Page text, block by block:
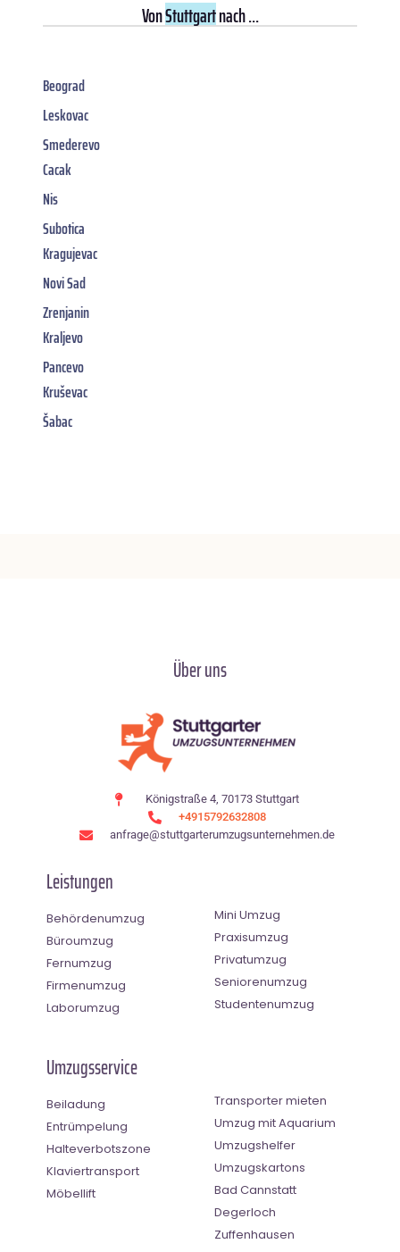
VonStuttgartnach ...
Beograd
Leskovac
Smederevo
Cacak
Nis
Subotica
Kragujevac
Novi Sad
Zrenjanin
Kraljevo
Pancevo
Kruševac
Šabac
Über uns
Königstraße 4, 70173 Stuttgart
+4915792632808
anfrage@stuttgarterumzugsunternehmen.de
Leistungen
Behördenumzug
Büroumzug
Fernumzug
Firmenumzug
Laborumzug
Mini Umzug
Praxisumzug
Privatumzug
Seniorenumzug
Studentenumzug
Umzugsservice
Beiladung
Entrümpelung
Halteverbotszone
Klaviertransport
Möbellift
Transporter mieten
Umzug mit Aquarium
Umzugshelfer
Umzugskartons
Bad Cannstatt
Degerloch
Zuffenhausen